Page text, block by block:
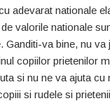
adevarat nationale
valorile nationale
Ganditi-va bine, nu va
copiilor prietenilor
si nu ne va ajuta cu
si rudele si